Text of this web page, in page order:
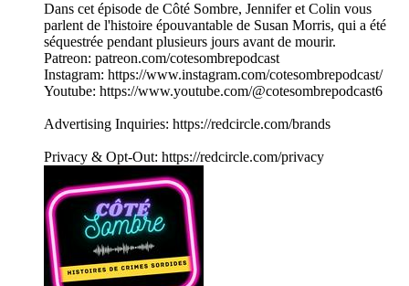
Dans cet épisode de Côté Sombre, Jennifer et Colin vous
parlent de l'histoire épouvantable de Susan Morris, qui a été
séquestrée pendant plusieurs jours avant de mourir.
Patreon: patreon.com/cotesombrepodcast
Instagram: https://www.instagram.com/cotesombrepodcast/
Youtube: https://www.youtube.com/@cotesombrepodcast6
Advertising Inquiries: https://redcircle.com/brands
Privacy & Opt-Out: https://redcircle.com/privacy